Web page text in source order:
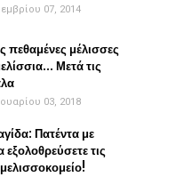
07, 2014
πεθαμένες μέλισσες
Μετά τις
03, 2018
Πατέντα με
εξολοθρεύσετε τις